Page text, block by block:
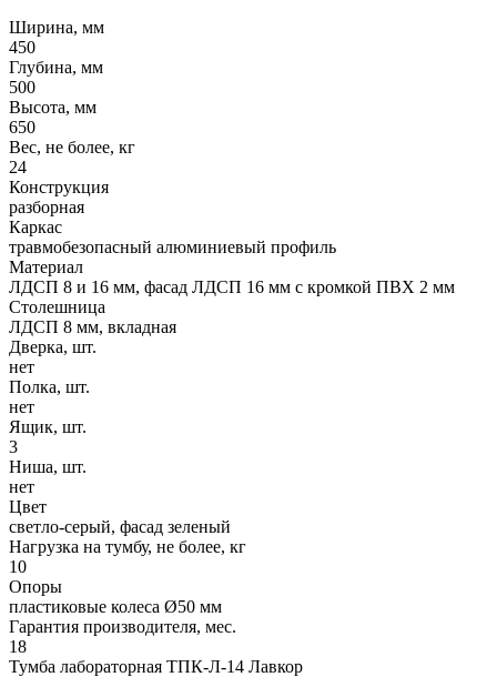
Ширина, мм
450
Глубина, мм
500
Высота, мм
650
Вес, не более, кг
24
Конструкция
разборная
Каркас
травмобезопасный алюминиевый профиль
Материал
ЛДСП 8 и 16 мм, фасад ЛДСП 16 мм с кромкой ПВХ 2 мм
Столешница
ЛДСП 8 мм, вкладная
Дверка, шт.
нет
Полка, шт.
нет
Ящик, шт.
3
Ниша, шт.
нет
Цвет
светло-серый, фасад зеленый
Нагрузка на тумбу, не более, кг
10
Опоры
пластиковые колеса Ø50 мм
Гарантия производителя, мес.
18
Тумба лабораторная ТПК-Л-14 Лавкор